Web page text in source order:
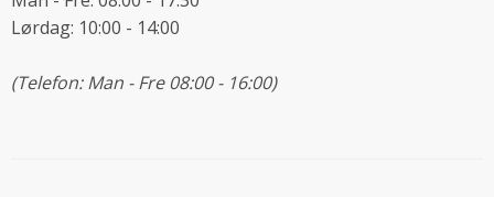
Lørdag: 10:00 - 14:00
(Telefon: Man - Fre 08:00 - 16:00)